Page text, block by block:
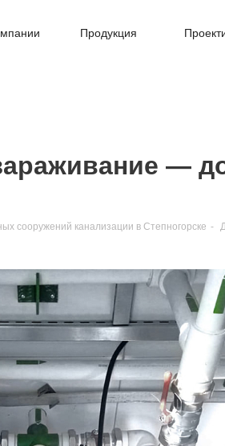
Продукция
—
сооружений канализации в Степногорске -